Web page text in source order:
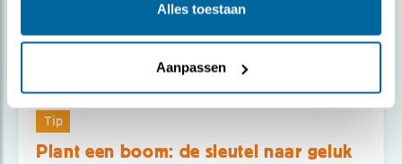
Alles toestaan
Aanpassen
Tip
Plant een boom: de sleutel naar geluk